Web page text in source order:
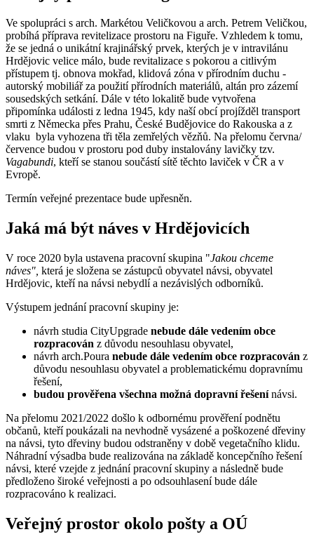
Ve spolupráci s arch. Markétou Veličkovou a arch. Petrem Veličkou,
probíhá příprava revitelizace prostoru na Figuře. Vzhledem k tomu,
že se jedná o unikátní krajinářský prvek, kterých je v intravilánu
Hrdějovic velice málo, bude revitalizace s pokorou a citlivým
přístupem tj. obnova mokřad, klidová zóna v přírodním duchu -
autorský mobiliář za použití přírodních materiálů, altán pro zázemí
sousedských setkání. Dále v této lokalitě bude vytvořena
připomínka události z ledna 1945, kdy naší obcí projížděl transport
smrti z Německa přes Prahu, České Budějovice do Rakouska a z
vlaku byla vyhozena tři těla zemřelých vězňů. Na přelomu června/
července budou v prostoru pod duby instalovány lavičky tzv.
Vagabundi, kteří se stanou součástí sítě těchto laviček v ČR a v
Evropě.
Termín veřejné prezentace bude upřesněn.
Jaká má být náves v Hrdějovicích
V roce 2020 byla ustavena pracovní skupina "Jakou chceme
náves", která je složena se zástupců obyvatel návsi, obyvatel
Hrdějovic, kteří na návsi nebydlí a nezávislých odborníků.
Výstupem jednání pracovní skupiny je:
návrh studia CityUpgrade nebude dále vedením obce
rozpracován z důvodu nesouhlasu obyvatel,
návrh arch.Poura nebude dále vedením obce rozpracován z
důvodu nesouhlasu obyvatel a problematickému dopravnímu
řešení,
budou prověřena všechna možná dopravní řešenínávsi.
Na přelomu 2021/2022 došlo k odbornému prověření podnětu
občanů, kteří poukázali na nevhodně vysázené a poškozené dřeviny
na návsi, tyto dřeviny budou odstraněny v době vegetačního klidu.
Náhradní výsadba bude realizována na základě koncepčního řešení
návsi, které vzejde z jednání pracovní skupiny a následně bude
předloženo široké veřejnosti a po odsouhlasení bude dále
rozpracováno k realizaci.
Veřejný prostor okolo pošty a OÚ